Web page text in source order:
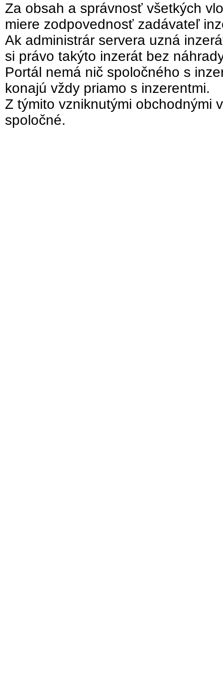
Za obsah a správnosť všetkých
miere zodpovednosť zadávateľ
Ak administrár servera uzná
si právo takýto inzerát bez
Portál nemá nič spoločného s
konajú vždy priamo s inzerentmi.
Z týmito vzniknutými obchodnými
spoločné.